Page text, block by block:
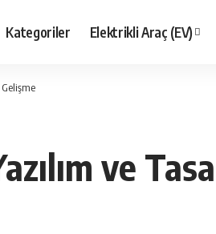
Kategoriler Elektrikli Araç (EV)
ve